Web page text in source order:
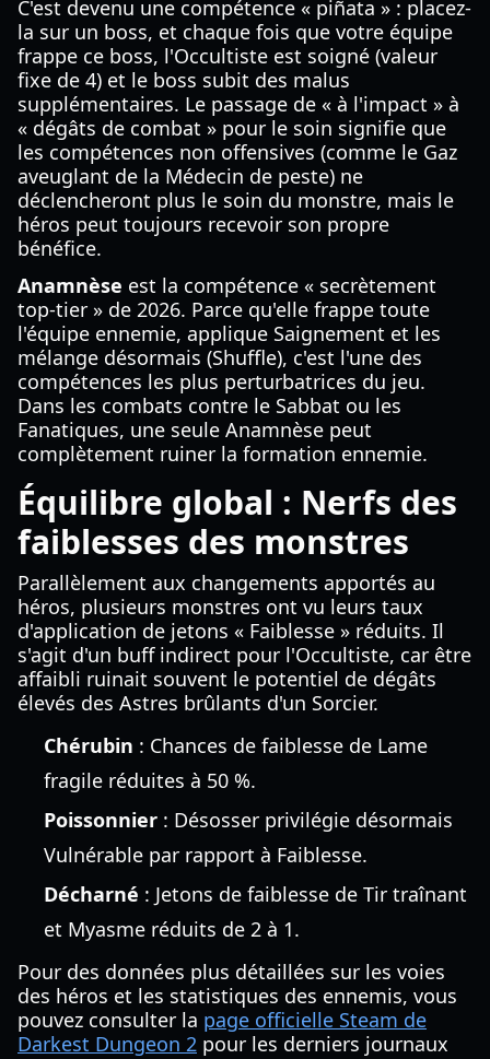
C'est devenu une compétence « piñata » : placez-
la sur un boss, et chaque fois que votre équipe
frappe ce boss, l'Occultiste est soigné (valeur
fixe de 4) et le boss subit des malus
supplémentaires. Le passage de « à l'impact » à
« dégâts de combat » pour le soin signifie que
les compétences non offensives (comme le Gaz
aveuglant de la Médecin de peste) ne
déclencheront plus le soin du monstre, mais le
héros peut toujours recevoir son propre
bénéfice.
Anamnèse est la compétence « secrètement
top-tier » de 2026. Parce qu'elle frappe toute
l'équipe ennemie, applique Saignement et les
mélange désormais (Shuffle), c'est l'une des
compétences les plus perturbatrices du jeu.
Dans les combats contre le Sabbat ou les
Fanatiques, une seule Anamnèse peut
complètement ruiner la formation ennemie.
Équilibre global : Nerfs des
faiblesses des monstres
Parallèlement aux changements apportés au
héros, plusieurs monstres ont vu leurs taux
d'application de jetons « Faiblesse » réduits. Il
s'agit d'un buff indirect pour l'Occultiste, car être
affaibli ruinait souvent le potentiel de dégâts
élevés des Astres brûlants d'un Sorcier.
Chérubin : Chances de faiblesse de Lame
fragile réduites à 50 %.
Poissonnier : Désosser privilégie désormais
Vulnérable par rapport à Faiblesse.
Décharné : Jetons de faiblesse de Tir traînant
et Myasme réduits de 2 à 1.
Pour des données plus détaillées sur les voies
des héros et les statistiques des ennemis, vous
pouvez consulter la page officielle Steam de
Darkest Dungeon 2 pour les derniers journaux